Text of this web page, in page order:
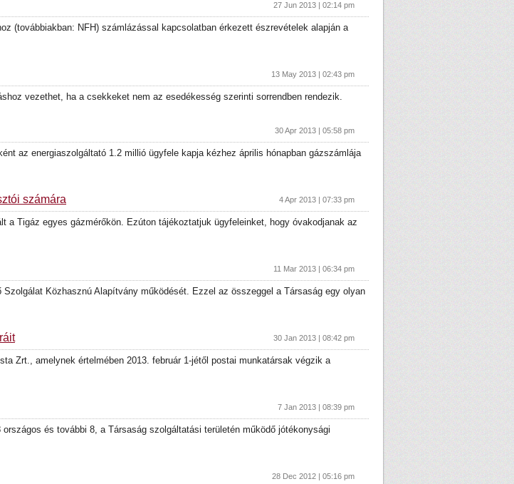
27 Jun 2013 | 02:14 pm
(továbbiakban: NFH) számlázással kapcsolatban érkezett észrevételek alapján a
13 May 2013 | 02:43 pm
vezethet, ha a csekkeket nem az esedékesség szerinti sorrendben rendezik.
30 Apr 2013 | 05:58 pm
az energiaszolgáltató 1.2 millió ügyfele kapja kézhez április hónapban gázszámlája
számára 4 Apr 2013 | 07:33 pm
a Tigáz egyes gázmérőkön. Ezúton tájékoztatjuk ügyfeleinket, hogy óvakodjanak az
11 Mar 2013 | 06:34 pm
Közhasznú Alapítvány működését. Ezzel az összeggel a Társaság egy olyan
30 Jan 2013 | 08:42 pm
Zrt., amelynek értelmében 2013. február 1-jétől postai munkatársak végzik a
7 Jan 2013 | 08:39 pm
és további 8, a Társaság szolgáltatási területén működő jótékonysági
28 Dec 2012 | 05:16 pm